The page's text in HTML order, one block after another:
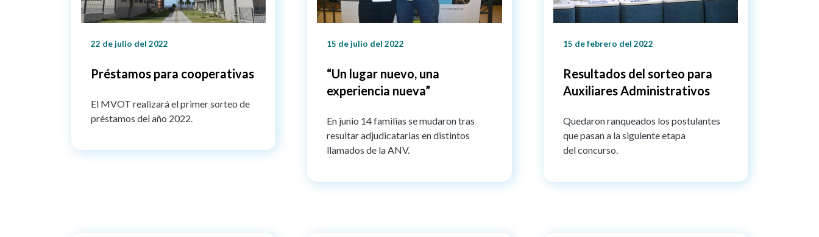
22 de julio del 2022
Préstamos para cooperativas
El MVOT realizará el primer sorteo de
préstamos del año 2022.
15 de julio del 2022
“Un lugar nuevo, una
experiencia nueva”
En junio 14 familias se mudaron tras
resultar adjudicatarias en distintos
llamados de la ANV.
15 de febrero del 2022
Resultados del sorteo para
Auxiliares Administrativos
Quedaron ranqueados los postulantes
que pasan a la siguiente etapa
del concurso.